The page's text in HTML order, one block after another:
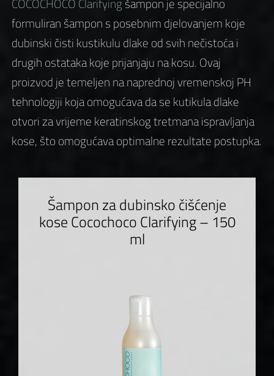
formuliran šampon s posebnim djelovanjem koje
dubinski čisti kustikulu dlake od svih nečistoća i
drugih ostataka koje prijanjaju na kosu. Ovaj
proizvod je temeljen na naprednoj vremenskoj PH
tehnologiji koja omogućava da se kutikula dlake
otvori za vrijeme keratinskog tretmana ispravljanja
kose, što omogućava optimalne rezultate postupka.
Šampon za dubinsko čišćenje
kose Cocochoco Clarifying – 150
ml